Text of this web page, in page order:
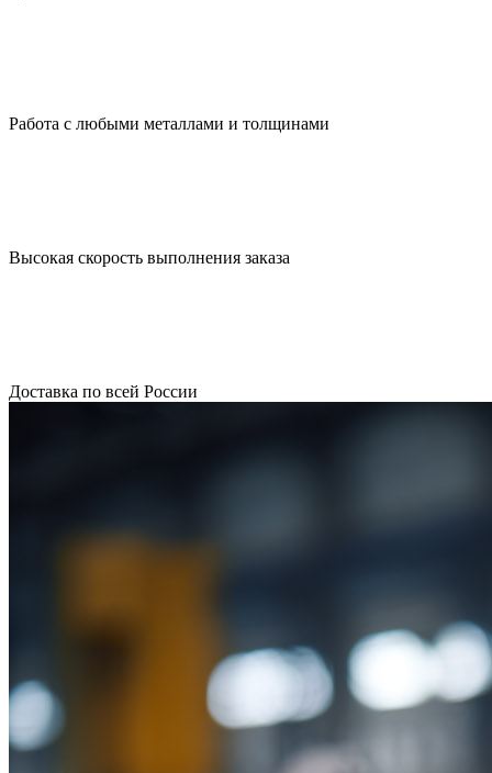
Работа с любыми металлами и толщинами
Высокая скорость выполнения заказа
Доставка по всей России